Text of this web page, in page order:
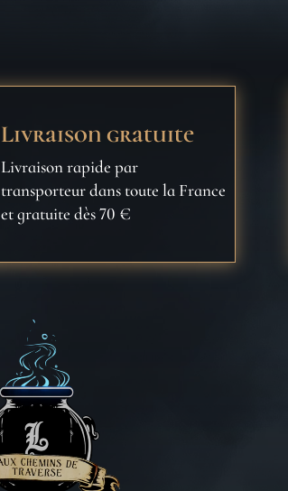
Livraison gratuite
Livraison rapide par
transporteur dans toute la France
et gratuite dès 70 €